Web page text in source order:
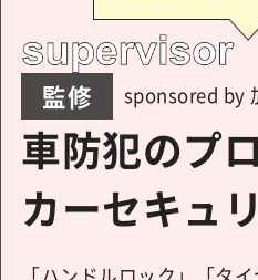
監修 sponsored by
車防犯のプ
カーセキュ